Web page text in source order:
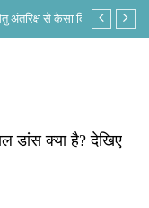
अब भी यहां...यूरोप और
डांस क्या है? देखिए